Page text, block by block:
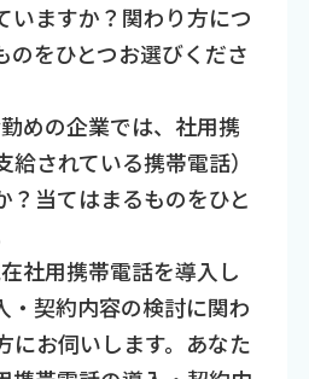
いますか？関わり方につ
のをひとつお選びくださ
めの企業では、社用携
されている携帯電話）
？当てはまるものをひと
社用携帯電話を導入し
・契約内容の検討に関わ
にお伺いします。あなた